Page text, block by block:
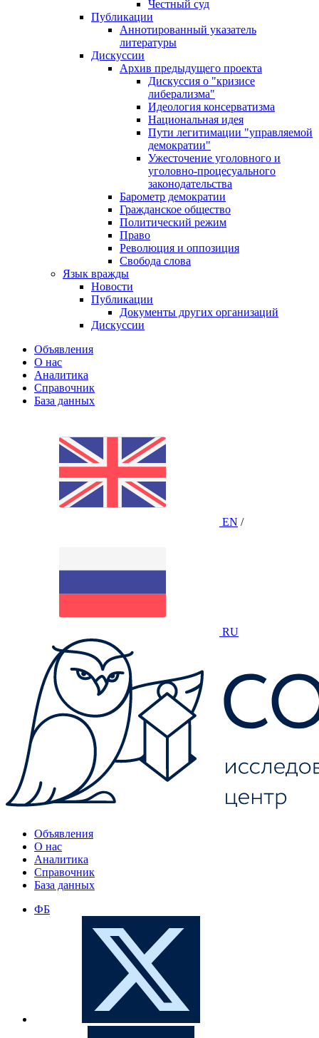
Честный суд
Публикации
Аннотированный указатель
литературы
Дискуссии
Архив предыдущего проекта
Дискуссия о "кризисе
либерализма"
Идеология консерватизма
Национальная идея
Пути легитимации "управляемой
демократии"
Ужесточение уголовного и
уголовно-процесуального
законодательства
Барометр демократии
Гражданское общество
Политический режим
Право
Революция и оппозиция
Свобода слова
Язык вражды
Новости
Публикации
Документы других организаций
Дискуссии
Объявления
О нас
Аналитика
Справочник
База данных
EN /
RU
Объявления
О нас
Аналитика
Справочник
База данных
ФБ